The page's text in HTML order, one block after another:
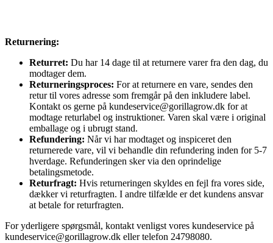
Returnering:
Returret: Du har 14 dage til at returnere varer fra den dag, du
modtager dem.
Returneringsproces: For at returnere en vare, sendes den
retur til vores adresse som fremgår på den inkludere label.
Kontakt os gerne på kundeservice@gorillagrow.dk for at
modtage returlabel og instruktioner. Varen skal være i original
emballage og i ubrugt stand.
Refundering: Når vi har modtaget og inspiceret den
returnerede vare, vil vi behandle din refundering inden for 5-7
hverdage. Refunderingen sker via den oprindelige
betalingsmetode.
Returfragt: Hvis returneringen skyldes en fejl fra vores side,
dækker vi returfragten. I andre tilfælde er det kundens ansvar
at betale for returfragten.
For yderligere spørgsmål, kontakt venligst vores kundeservice på
kundeservice@gorillagrow.dk eller telefon 24798080.